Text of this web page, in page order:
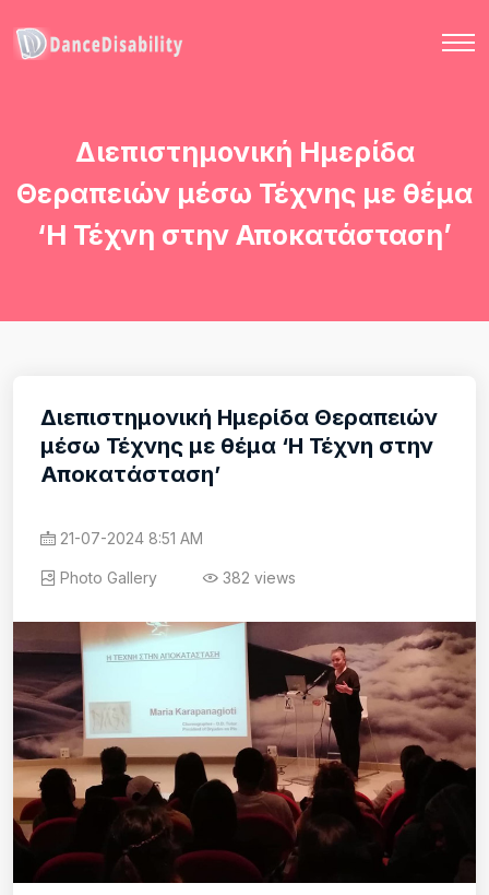
Διεπιστημονική Ημερίδα
Θεραπειών μέσω Τέχνης με θέμα
‘Η Τέχνη στην Αποκατάσταση’
Διεπιστημονική Ημερίδα Θεραπειών
μέσω Τέχνης με θέμα ‘Η Τέχνη στην
Αποκατάσταση’
21-07-2024 8:51 AM
Photo Gallery 382 views